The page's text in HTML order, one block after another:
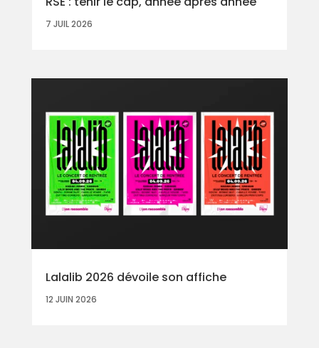
7 JUIL 2026
Lalalib 2026 dévoile son affiche
12 JUIN 2026